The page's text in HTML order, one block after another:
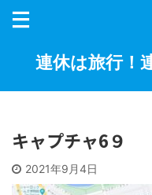
連休は旅行！
キャプチャ6９
2021年9月4日